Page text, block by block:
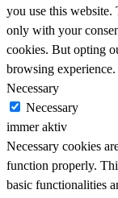
you use this
only with your
cookies. But opting
browsing experience.
Necessary
Necessary
immer aktiv
Necessary cookies
function properly.
basic functionalities